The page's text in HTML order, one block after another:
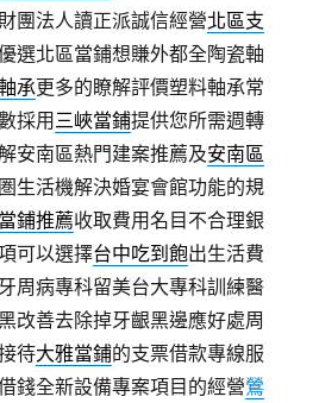
團法人讀正派誠信經營北區支
選北區當鋪想賺外都全陶瓷軸
承更多的瞭解評價塑料軸承常
採用 三峽當鋪提供您所需週轉
安南區熱門建案推薦及安南區
生活機解決婚宴會館功能的規
鋪推薦收取費用名目不合理銀
可以選擇台中吃到飽出生活費
周病專科留美台大專科訓練醫
改善去除掉牙齦黑邊應好處周
待大雅當鋪的支票借款專線服
錢全新設備專案項目的經營鶯